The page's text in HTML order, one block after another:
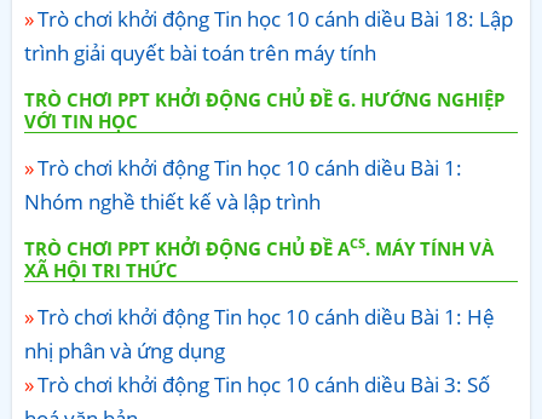
Trò chơi khởi động Tin học 10 cánh diều Bài 18: Lập
trình giải quyết bài toán trên máy tính
TRÒ CHƠI PPT KHỞI ĐỘNG CHỦ ĐỀ G. HƯỚNG NGHIỆP
VỚI TIN HỌC
Trò chơi khởi động Tin học 10 cánh diều Bài 1:
Nhóm nghề thiết kế và lập trình
TRÒ CHƠI PPT KHỞI ĐỘNG CHỦ ĐỀ ACS. MÁY TÍNH VÀ
XÃ HỘI TRI THỨC
Trò chơi khởi động Tin học 10 cánh diều Bài 1: Hệ
nhị phân và ứng dụng
Trò chơi khởi động Tin học 10 cánh diều Bài 3: Số